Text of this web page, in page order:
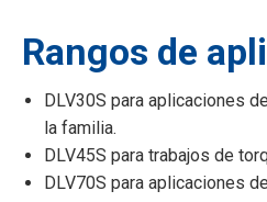
Rangos de
DLV30S para aplicaciones
la familia.
DLV45S para trabajos de
DLV70S para aplicaciones